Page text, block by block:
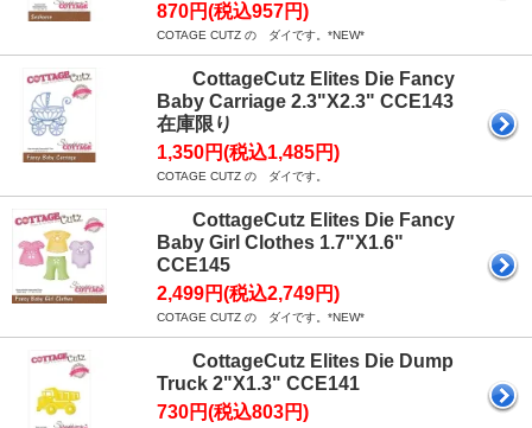
870円(税込957円)
COTAGE CUTZ の ダイです。*NEW*
CottageCutz Elites Die Fancy
Baby Carriage 2.3"X2.3" CCE143
在庫限り
1,350円(税込1,485円)
COTAGE CUTZ の ダイです。
CottageCutz Elites Die Fancy
Baby Girl Clothes 1.7"X1.6"
CCE145
2,499円(税込2,749円)
COTAGE CUTZ の ダイです。*NEW*
CottageCutz Elites Die Dump
Truck 2"X1.3" CCE141
730円(税込803円)